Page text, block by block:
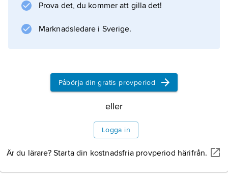
Prova det, du kommer att gilla det!
Marknadsledare i Sverige.
Påbörja din gratis provperiod
eller
Logga in
Är du lärare? Starta din kostnadsfria provperiod härifrån.